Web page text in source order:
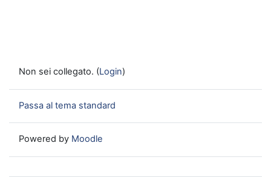
Non sei collegato. (Login)
Passa al tema standard
Powered by Moodle